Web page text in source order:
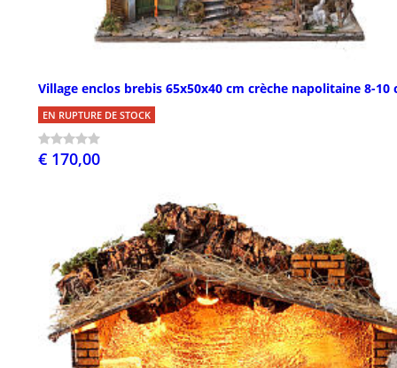
Village enclos brebis 65x50x40 cm crèche napolitaine 8-10
EN RUPTURE DE STOCK
€ 170,00